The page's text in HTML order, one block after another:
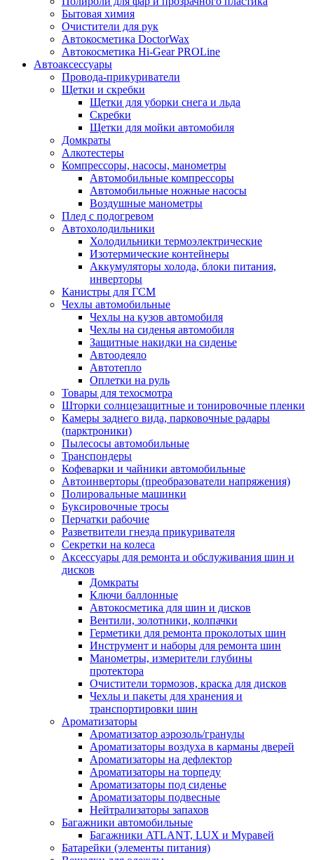
Бытовая химия
Очистители для рук
Автокосметика DoctorWax
Автокосметика Hi-Gear PROLine
Автоаксессуары
Провода-прикуриватели
Щетки и скребки
Щетки для уборки снега и льда
Скребки
Щетки для мойки автомобиля
Домкраты
Алкотестеры
Компрессоры, насосы, манометры
Автомобильные компрессоры
Автомобильные ножные насосы
Воздушные манометры
Плед с подогревом
Автохолодильники
Холодильники термоэлектрические
Изотермические контейнеры
Аккумуляторы холода, блоки питания,
инверторы
Канистры для ГСМ
Чехлы автомобильные
Чехлы на кузов автомобиля
Чехлы на сиденья автомобиля
Защитные накидки на сиденье
Автоодеяло
Автотепло
Оплетки на руль
Товары для техосмотра
Шторки солнцезащитные и тонировочные пленки
Камеры заднего вида, парковочные радары
(парктроники)
Пылесосы автомобильные
Транспондеры
Кофеварки и чайники автомобильные
Автоинверторы (преобразователи напряжения)
Полировальные машинки
Буксировочные тросы
Перчатки рабочие
Разветвители гнезда прикуривателя
Секретки на колеса
Аксессуары для ремонта и обслуживания ‎шин и
дисков
Домкраты
Ключи баллонные
Автокосметика для шин и дисков
Вентили, золотники, колпачки
Герметики для ремонта проколотых шин
Инструмент и наборы для ремонта шин
Манометры, измерители глубины
протектора
Очистители тормозов, краска для дисков
Чехлы и пакеты для хранения и
транспортировки шин
Ароматизаторы
Ароматизатор аэрозоль/гранулы
Ароматизаторы воздуха в карманы дверей
Ароматизаторы на дефлектор
Ароматизаторы на торпеду
Ароматизаторы под сиденье
Ароматизаторы подвесные
Нейтрализаторы запахов
Багажники автомобильные
Багажники ATLANT, LUX и Муравей
Батарейки (элементы питания)